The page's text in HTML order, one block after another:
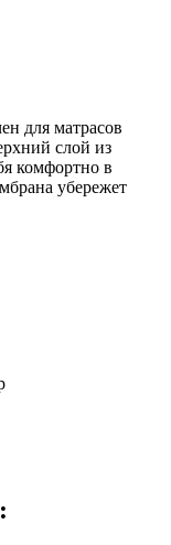
для матрасов
слой из
комфортно в
убережет